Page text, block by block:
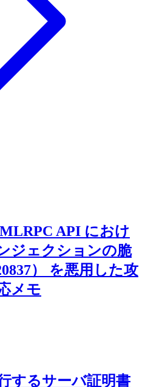
API におけ
ジェクションの脆
） を悪用した攻
メモ
するサーバ証明書